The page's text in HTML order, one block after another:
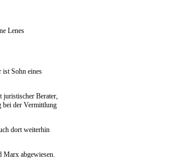
Lenes
ist Sohn eines
juristischer Berater,
bei der Vermittlung
dort weiterhin
Marx abgewiesen.